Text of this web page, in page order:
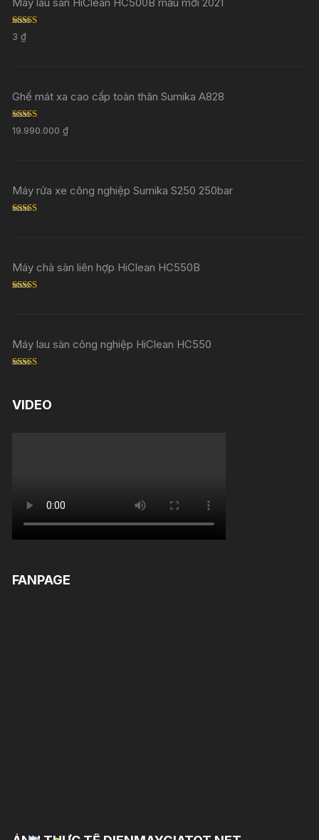
Rated
out of 5
3₫
Ghế mát xa cao cấp toàn thân Sumika A828
Rated5.00
out of 5
19.990.000₫
Máy rửa xe công nghiệp Sumika S250 250bar
Máy chà sàn liên hợp HiClean HC550B
Máy lau sàn công nghiệp HiClean HC550
VIDEO
FANPAGE